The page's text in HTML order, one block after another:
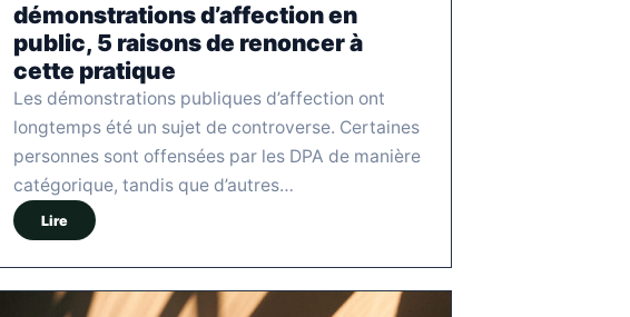
démonstrations d’affection en
public, 5 raisons de renoncer à
cette pratique
Les démonstrations publiques d’affection ont
longtemps été un sujet de controverse. Certaines
personnes sont offensées par les DPA de manière
catégorique, tandis que d’autres…
Lire